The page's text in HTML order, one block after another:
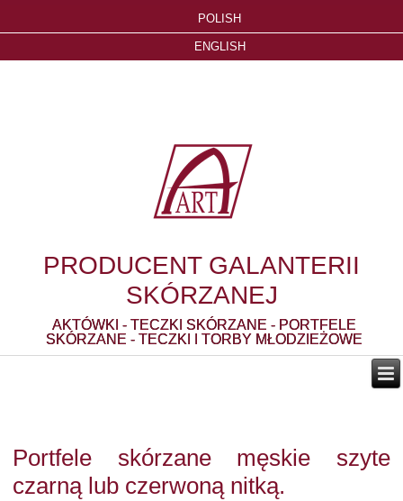
POLISH
ENGLISH
PRODUCENT GALANTERII
SKÓRZANEJ
AKTÓWKI - TECZKI SKÓRZANE - PORTFELE
SKÓRZANE - TECZKI I TORBY MŁODZIEŻOWE
Portfele skórzane męskie szyte
czarną lub czerwoną nitką.